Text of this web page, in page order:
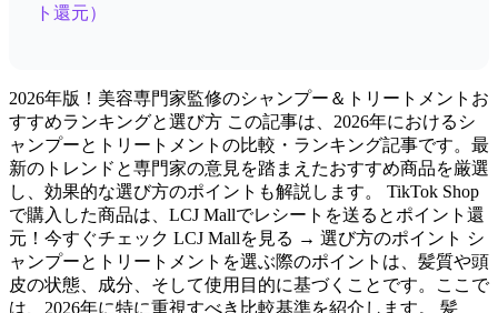
ト還元）
2026年版！美容専門家監修のシャンプー＆トリートメントお
すすめランキングと選び方 この記事は、2026年におけるシ
ャンプーとトリートメントの比較・ランキング記事です。最
新のトレンドと専門家の意見を踏まえたおすすめ商品を厳選
し、効果的な選び方のポイントも解説します。 TikTok Shop
で購入した商品は、LCJ Mallでレシートを送るとポイント還
元！今すぐチェック LCJ Mallを見る → 選び方のポイント シ
ャンプーとトリートメントを選ぶ際のポイントは、髪質や頭
皮の状態、成分、そして使用目的に基づくことです。ここで
は、2026年に特に重視すべき比較基準を紹介します。 髪